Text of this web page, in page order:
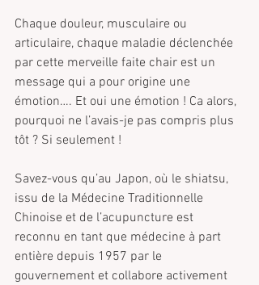
Chaque douleur, musculaire ou
articulaire, chaque maladie déclenchée
par cette merveille faite chair est un
message qui a pour origine une
émotion…. Et oui une émotion ! Ca alors,
pourquoi ne l’avais-je pas compris plus
tôt ? Si seulement !
Savez-vous qu’au Japon, où le shiatsu,
issu de la Médecine Traditionnelle
Chinoise et de l’acupuncture est
reconnu en tant que médecine à part
entière depuis 1957 par le
gouvernement et collabore activement